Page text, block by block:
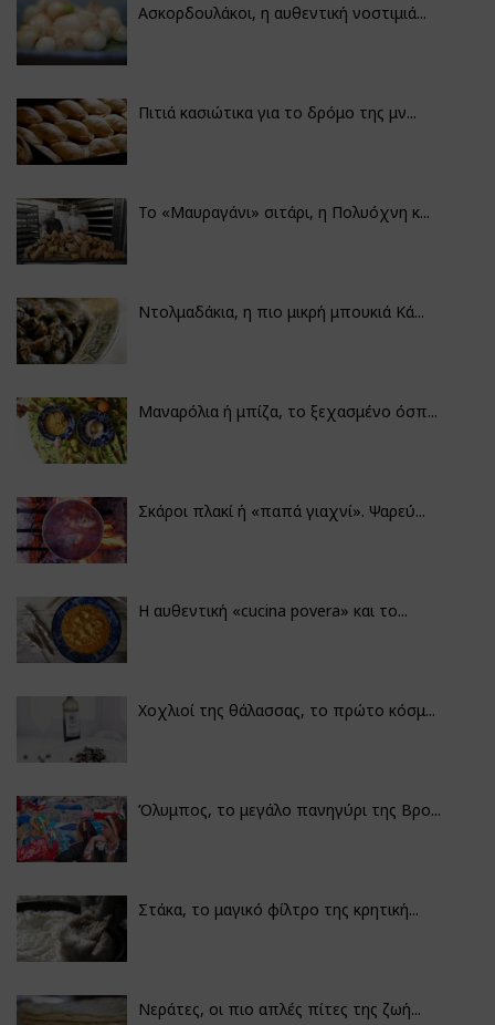
Ασκορδουλάκοι, η αυθεντική νοστιμιά...
Πιτιά κασιώτικα για το δρόμο της μν...
Το «Μαυραγάνι» σιτάρι, η Πολυόχνη κ...
Ντολμαδάκια, η πιο μικρή μπουκιά Κά...
Μαναρόλια ή μπίζα, το ξεχασμένο όσπ...
Σκάροι πλακί ή «παπά γιαχνί». Ψαρεύ...
Η αυθεντική «cucina povera» και το...
Χοχλιοί της θάλασσας, το πρώτο κόσμ...
Όλυμπος, το μεγάλο πανηγύρι της Βρο...
Στάκα, το μαγικό φίλτρο της κρητική...
Νεράτες, οι πιο απλές πίτες της ζωή...